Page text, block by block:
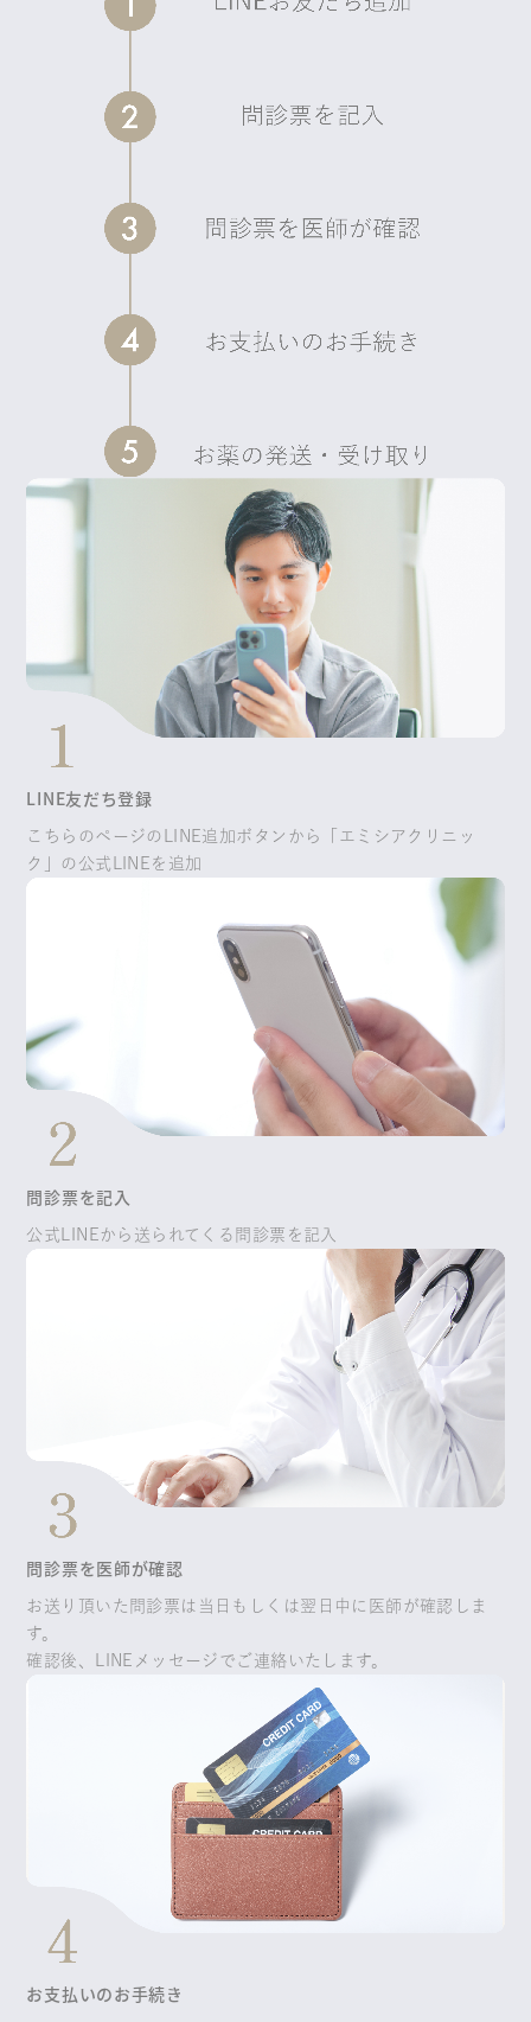
LINE友だち登録
こちらのページのLINE追加ボタンから「エミシアクリニッ
ク」の公式LINEを追加
問診票を記入
公式LINEから送られてくる問診票を記入
問診票を医師が確認
お送り頂いた問診票は当日もしくは翌日中に医師が確認しま
す。
確認後、LINEメッセージでご連絡いたします。
お支払いのお手続き